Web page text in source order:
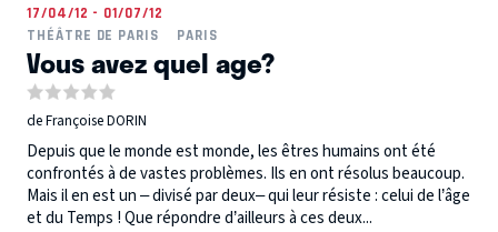
17/04/12 - 01/07/12
THÉÂTRE DE PARIS
PARIS
Vous avez quel age?
de Françoise DORIN
Depuis que le monde est monde, les êtres humains ont été
confrontés à de vastes problèmes. Ils en ont résolus beaucoup.
Mais il en est un – divisé par deux– qui leur résiste : celui de l’âge
et du Temps ! Que répondre d’ailleurs à ces deux...